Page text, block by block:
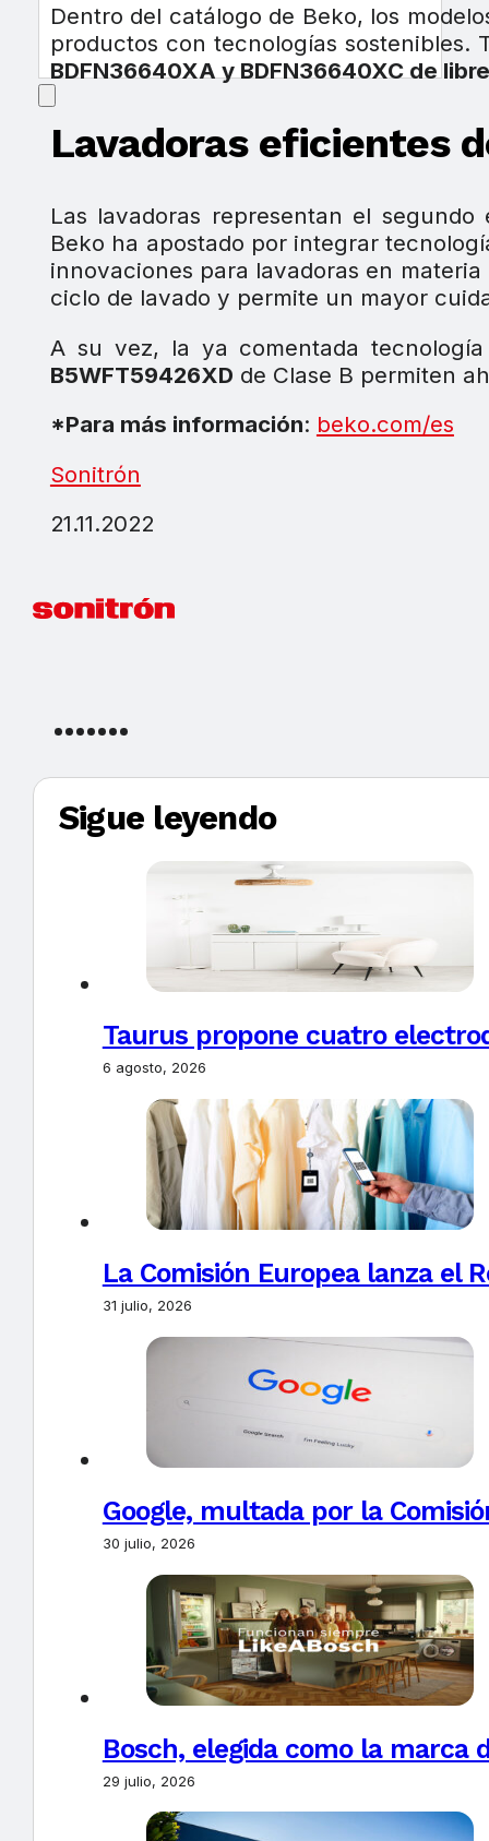
Dentro del catálogo de Beko, los
productos con tecnologías
BDFN36640XA y BDFN36640XC de
Lavadoras eficientes
Las lavadoras representan el
Beko ha apostado por integrar
innovaciones para lavadoras en
ciclo de lavado y permite un mayor
A su vez, la ya comentada
B5WFT59426XD de Clase B permiten
*Para más información: beko.com/es
Sonitrón
21.11.2022
Sigue leyendo
Taurus propone cuatro
6 agosto, 2026
La Comisión Europea lanza el
31 julio, 2026
Google, multada por la
30 julio, 2026
Bosch, elegida como la marca
29 julio, 2026